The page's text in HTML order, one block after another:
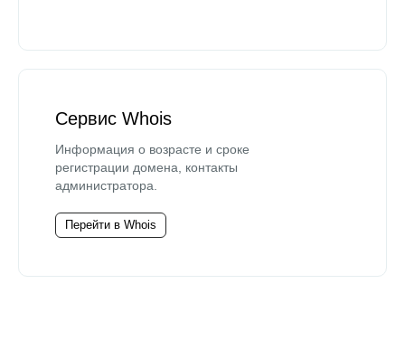
Сервис Whois
Информация о возрасте и сроке
регистрации домена, контакты
администратора.
Перейти в Whois